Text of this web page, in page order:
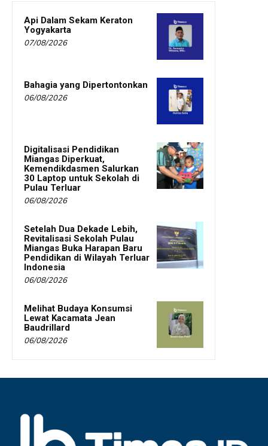
Api Dalam Sekam Keraton
Yogyakarta
07/08/2026
Bahagia yang Dipertontonkan
06/08/2026
Digitalisasi Pendidikan
Miangas Diperkuat,
Kemendikdasmen Salurkan
30 Laptop untuk Sekolah di
Pulau Terluar
06/08/2026
Setelah Dua Dekade Lebih,
Revitalisasi Sekolah Pulau
Miangas Buka Harapan Baru
Pendidikan di Wilayah Terluar
Indonesia
06/08/2026
Melihat Budaya Konsumsi
Lewat Kacamata Jean
Baudrillard
06/08/2026